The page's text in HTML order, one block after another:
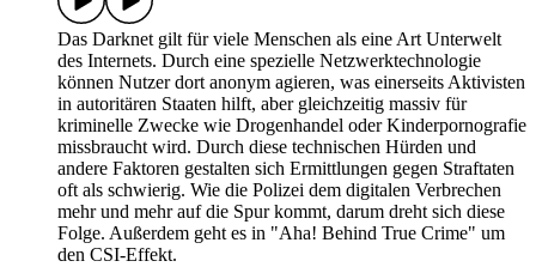
Das Darknet gilt für viele Menschen als eine Art Unterwelt
des Internets. Durch eine spezielle Netzwerktechnologie
können Nutzer dort anonym agieren, was einerseits Aktivisten
in autoritären Staaten hilft, aber gleichzeitig massiv für
kriminelle Zwecke wie Drogenhandel oder Kinderpornografie
missbraucht wird. Durch diese technischen Hürden und
andere Faktoren gestalten sich Ermittlungen gegen Straftaten
oft als schwierig. Wie die Polizei dem digitalen Verbrechen
mehr und mehr auf die Spur kommt, darum dreht sich diese
Folge. Außerdem geht es in "Aha! Behind True Crime" um
den CSI-Effekt.